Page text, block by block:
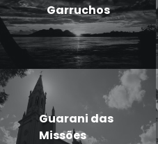
Garruchos
Guarani das
Missões